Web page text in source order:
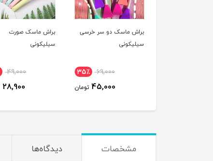
براش ماسک دو سر خرسی
سیلیکونی
69,000 35٪
45,000 تومان
براش ماسک صورت
سیلیکونی
49,000
28,900
مشخصات دیدگاه‌ها